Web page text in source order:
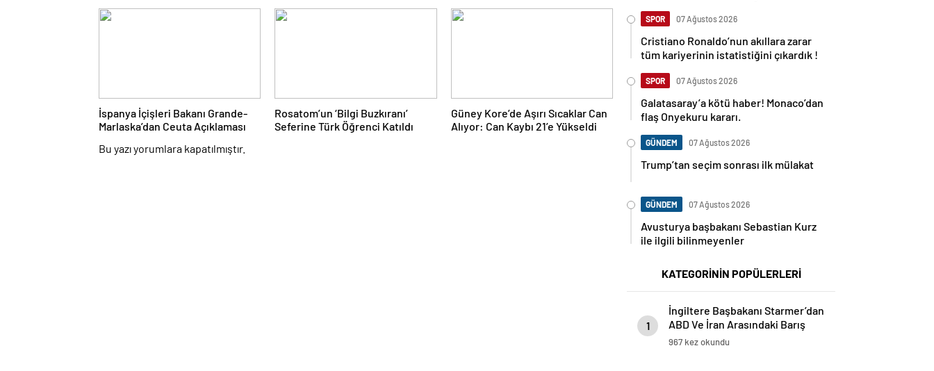
İspanya İçişleri Bakanı Grande-
Marlaska’dan Ceuta Açıklaması
Rosatom’un ‘Bilgi Buzkıranı’
Seferine Türk Öğrenci Katıldı
Güney Kore’de Aşırı Sıcaklar Can
Alıyor: Can Kaybı 21’e Yükseldi
Bu yazı yorumlara kapatılmıştır.
SPOR 07 Ağustos 2026
Cristiano Ronaldo’nun akıllara zarar
tüm kariyerinin istatistiğini çıkardık !
SPOR 07 Ağustos 2026
Galatasaray’a kötü haber! Monaco’dan
flaş Onyekuru kararı.
GÜNDEM 07 Ağustos 2026
Trump’tan seçim sonrası ilk mülakat
GÜNDEM 07 Ağustos 2026
Avusturya başbakanı Sebastian Kurz
ile ilgili bilinmeyenler
KATEGORİNİN POPÜLERLERİ
1
İngiltere Başbakanı Starmer’dan
ABD Ve İran Arasındaki Barış
Anlaşmasına Destek
967 kez okundu